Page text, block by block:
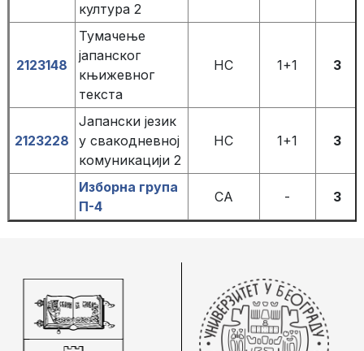
култура 2
2123148
Тумачење
јапанског
књижевног
текста
НС 1+1 3
2123228
Јапански језик
у свакодневној
комуникацији 2
НС 1+1 3
Изборна група
П-4
СА - 3